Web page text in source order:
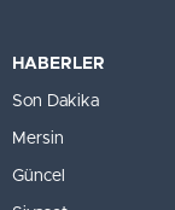
HABERLER
Son Dakika
Mersin
Güncel